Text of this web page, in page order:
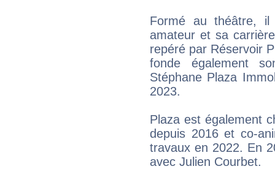
Formé au théâtre,
amateur et sa
repéré par Réservoir
fonde également
Stéphane Plaza
2023.
Plaza est également
depuis 2016 et co-
travaux en 2022. En
avec Julien Courbet.